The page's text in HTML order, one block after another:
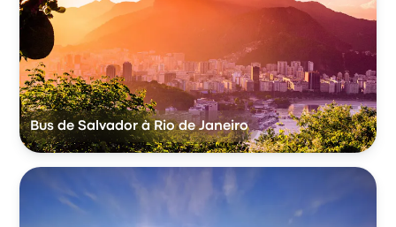
Bus de Salvador à Rio de Janeiro